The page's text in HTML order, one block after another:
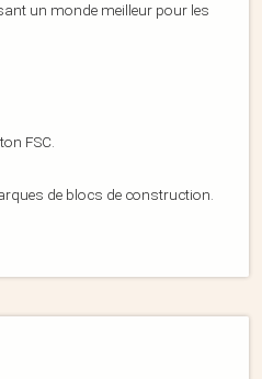
un monde meilleur pour les
FSC.
de blocs de construction.